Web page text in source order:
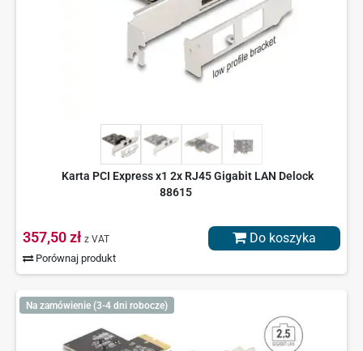
Karta PCI Express x1 2x RJ45 Gigabit LAN Delock
88615
357,50 zł z VAT
Porównaj produkt
Do koszyka
Na zamówienie (3-4 dni robocze)